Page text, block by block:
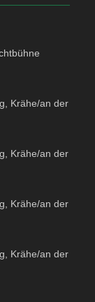
Krähe/an der
Krähe/an der
Krähe/an der
Krähe/an der